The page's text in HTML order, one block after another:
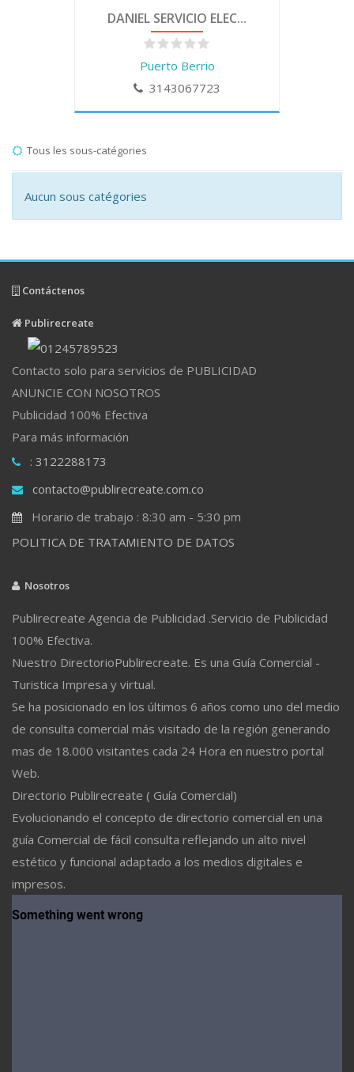
DANIEL SERVICIO ELEC...
Puerto Berrio
3143067723
Tous les sous-catégories
Aucun sous catégories
Contáctenos
Publirecreate
Contacto solo para servicios de PUBLICIDAD
ANUNCIE CON NOSOTROS
Publicidad 100% Efectiva
Para más información
: 3122288173
contacto@publirecreate.com.co
Horario de trabajo : 8:30 am - 5:30 pm
POLITICA DE TRATAMIENTO DE DATOS
Nosotros
Publirecreate Agencia de Publicidad .Servicio de Publicidad
100% Efectiva.
Nuestro DirectorioPublirecreate. Es una Guía Comercial -
Turistica Impresa y virtual.
Se ha posicionado en los últimos 6 años como uno del medio
de consulta comercial más visitado de la región generando
mas de 18.000 visitantes cada 24 Hora en nuestro portal
Web.
Directorio Publirecreate ( Guía Comercial)
Evolucionando el concepto de directorio comercial en una
guía Comercial de fácil consulta reflejando un alto nivel
estético y funcional adaptado a los medios digitales e
impresos.